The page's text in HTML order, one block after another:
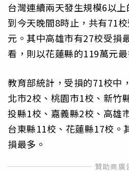
台灣連續兩天發生規模6以上
到今天晚間8時止，共有71
元。其中高雄市有27校受損
看，則以花蓮縣的119萬元最
教育部統計，受損的71校中
北市2校、桃園市1校、新竹
投縣1校、嘉義縣2校、高雄
台東縣11校、花蓮縣17校。
損最多。